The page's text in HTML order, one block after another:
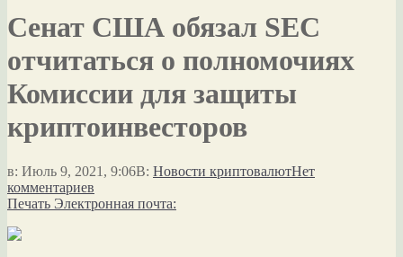
Сенат США обязал SEC
отчитаться о полномочиях
Комиссии для защиты
криптоинвесторов
в: Июль 9, 2021, 9:06В: Новости криптовалютНет
комментариев
Печать Электронная почта: